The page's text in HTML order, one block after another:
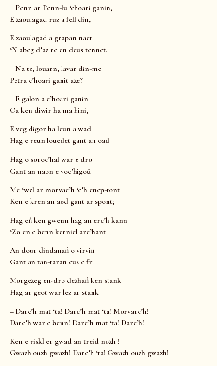
– Penn ar Penn-lu ‘choari ganin,
E zaoulagad ruz a fell din,
E zaoulagad a grapan naet
‘N abeg d’az re en deus tennet.
– Na te, louarn, lavar din-me
Petra c’hoari ganit aze?
– E galon a c’hoari ganin
Oa ken diwir ha ma hini,
E veg digor ha leun a wad
Hag e reun louedet gant an oad
Hag o soroc’hal war e dro
Gant an naon e voc’higoů
Me ‘wel ar morvac’h ‘c’h enep-tont
Ken e kren an aod gant ar spont;
Hag eń ken gwenn hag an erc’h kann
‘Zo en e benn kerniel arc’hant
An dour dindanań o virviń
Gant an tan-taran eus e fri
Morgezeg en-dro dezhań ken stank
Hag ar geot war lez ar stank
– Darc’h mat ‘ta! Darc’h mat ‘ta! Morvarc’h!
Darc’h war e benn! Darc’h mat ‘ta! Darc’h!
Ken e riskl er gwad an treid nozh !
Gwazh ouzh gwazh! Darc’h ‘ta! Gwazh ouzh gwazh!